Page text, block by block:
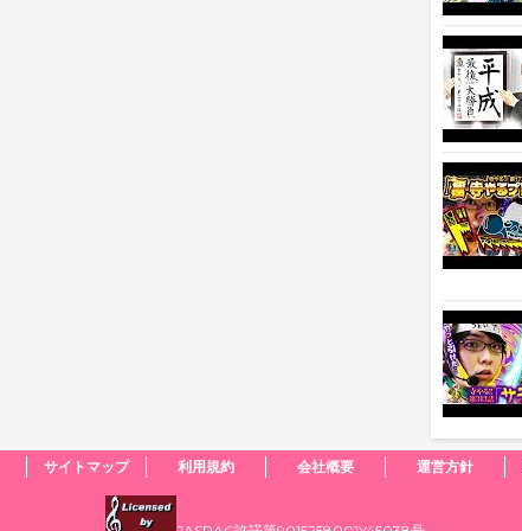
サイトマップ 利用規約 会社概要 運営方針